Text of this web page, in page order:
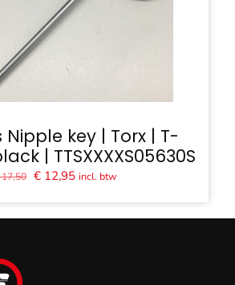
Nipple key | Torx | T-
| TTSXXXXS05630S
17,50 Oorspronkelijke
€ 17,50.
€ 12,95Huidige
€ 12,95.
incl. btw